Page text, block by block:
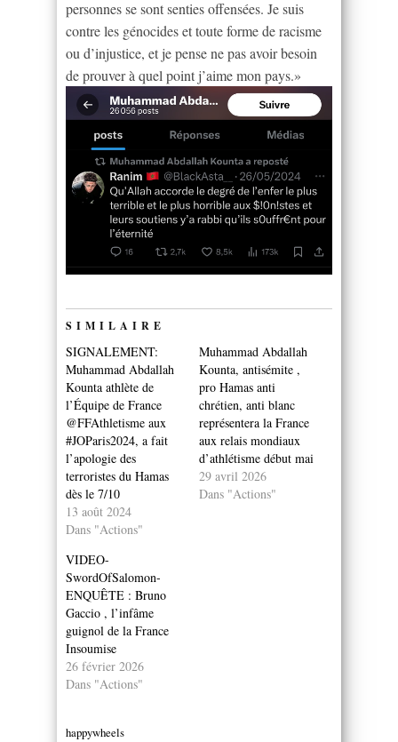
personnes se sont senties offensées. Je suis
contre les génocides et toute forme de racisme
ou d’injustice, et je pense ne pas avoir besoin
de prouver à quel point j’aime mon pays.»
SIMILAIRE
SIGNALEMENT:
Muhammad Abdallah
Kounta athlète de
l’Équipe de France
@FFAthletisme aux
#JOParis2024, a fait
l’apologie des
terroristes du Hamas
dès le 7/10
13 août 2024
Dans "Actions"
Muhammad Abdallah
Kounta, antisémite ,
pro Hamas anti
chrétien, anti blanc
représentera la France
aux relais mondiaux
d’athlétisme début mai
29 avril 2026
Dans "Actions"
VIDEO-
SwordOfSalomon-
ENQUÊTE : Bruno
Gaccio , l’infâme
guignol de la France
Insoumise
26 février 2026
Dans "Actions"
happywheels